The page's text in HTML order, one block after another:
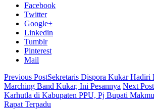
Facebook
Twitter
Google+
Linkedin
Tumblr
Pinterest
Mail
Previous PostSekretaris Dispora Kukar Hadiri
Marching Band Kukar, Ini Pesannya Next Post
Karhutla di Kabupaten PPU, Pj Bupati
Rapat Terpadu